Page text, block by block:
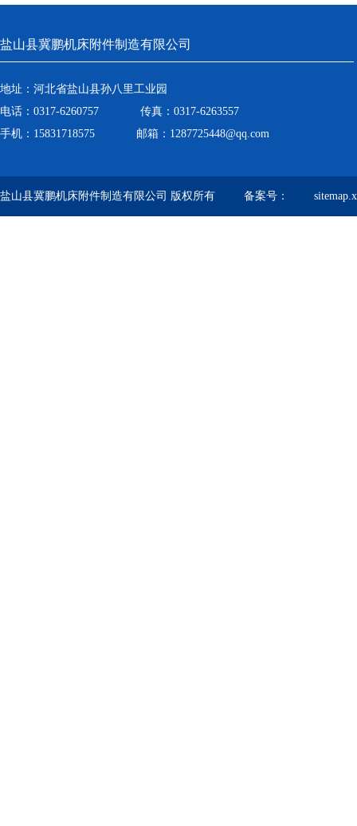
盐山县冀鹏机床附件制造有限公司
地址：河北省盐山县孙八里工业园
电话：0317-6260757 传真：0317-6263557
手机：15831718575 邮箱：1287725448@qq.com
盐山县冀鹏机床附件制造有限公司 版权所有 备案号：